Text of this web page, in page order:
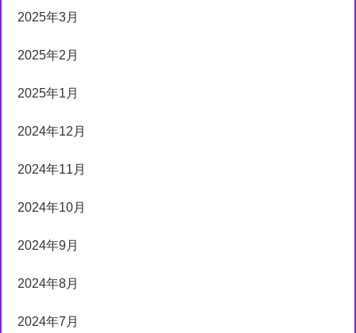
2025年3月
2025年2月
2025年1月
2024年12月
2024年11月
2024年10月
2024年9月
2024年8月
2024年7月